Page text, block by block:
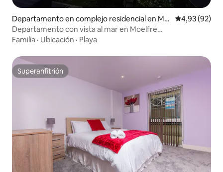
Departamento en complejo residencial en Mo
elfre
Calificación
4,93 (92)
Departamento con vista al mar en Moelfre
Heligog@Deanfield
Familia · Ubicación · Playa
Superanfitrión
Superanfitrión